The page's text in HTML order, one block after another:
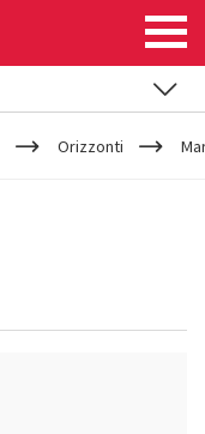
Orizzonti